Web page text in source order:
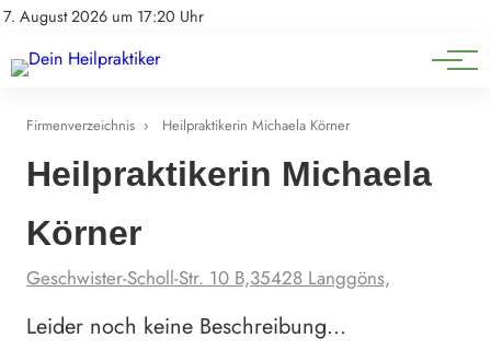
7. August 2026 um 17:20 Uhr
Impressum
Natürliche Medizin
Heilpflanzen & Kräuterkunde
Firmenverzeichnis › Heilpraktikerin Michaela Körner
Heilpraktikerin Michaela
Körner
Geschwister-Scholl-Str. 10 B,35428 Langgöns,
Leider noch keine Beschreibung…